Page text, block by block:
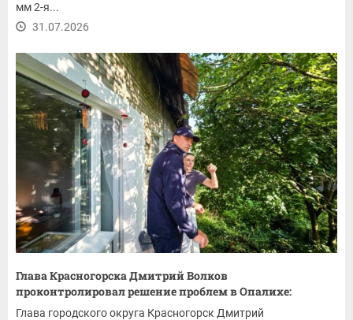
мм 2-я...
31.07.2026
Глава Красногорска Дмитрий Волков
проконтролировал решение проблем в Опалихе:
ремонт...
Глава городского округа Красногорск Дмитрий